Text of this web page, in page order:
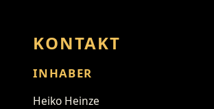
KONTAKT
INHABER
Heiko Heinze